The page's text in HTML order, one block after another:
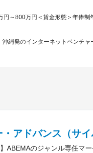
円～800万円＜賃金形態＞年俸
沖縄発のインターネットベンチ
アドバンス（サイ
ABEMAのジャンル専任マ